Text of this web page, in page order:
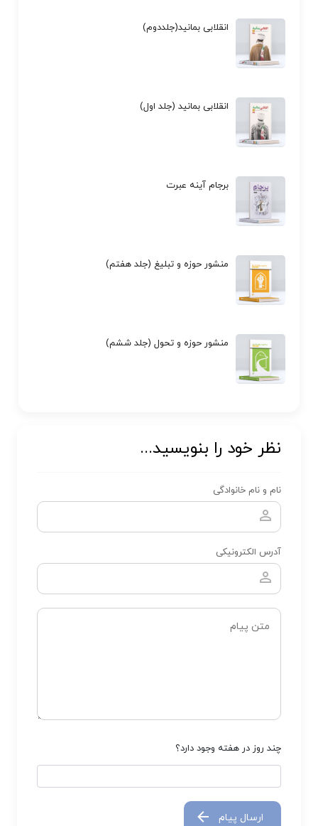
انقلابی بمانید(جلددوم)
انقلابی بمانید (جلد اول)
برجام آینه عبرت
منشور حوزه و تبلیغ (جلد هفتم)
منشور حوزه و تحول (جلد ششم)
نظر خود را بنویسید...
نام و نام خانوادگی
آدرس الکترونیکی
چند روز در هفته وجود دارد؟
ارسال پیام